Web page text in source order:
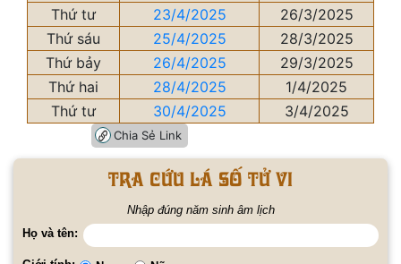
Thứ tư
23/4/2025
26/3/2025
Thứ sáu
25/4/2025
28/3/2025
Thứ bảy
26/4/2025
29/3/2025
Thứ hai
28/4/2025
1/4/2025
Thứ tư
30/4/2025 3/4/2025
Chia Sẻ Link
Tra cứu lá số tử vi
Nhập đúng năm sinh âm lịch
Họ và tên: